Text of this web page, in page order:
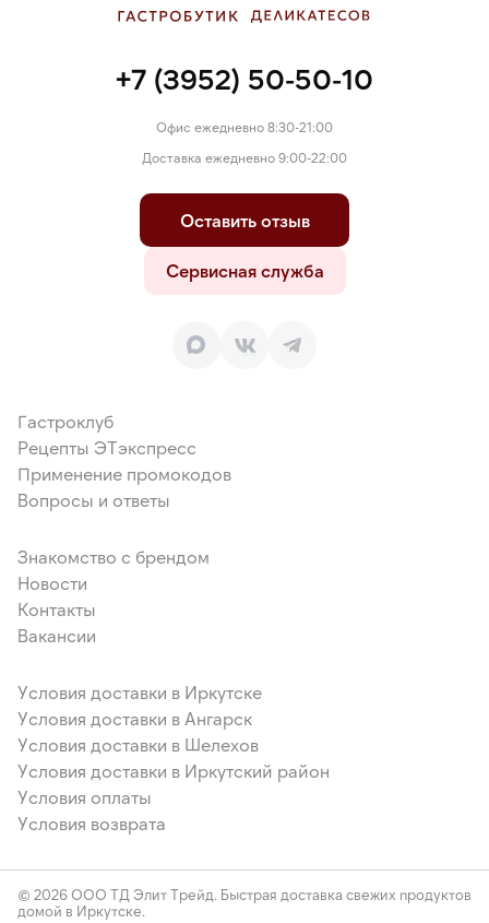
+7 (3952) 50-50-10
Офис ежедневно 8:30-21:00
Доставка ежедневно 9:00-22:00
Оставить отзыв
Сервисная служба
Гастроклуб
Рецепты ЭТэкспресс
Применение промокодов
Вопросы и ответы
Знакомство с брендом
Новости
Контакты
Вакансии
Условия доставки в Иркутске
Условия доставки в Ангарск
Условия доставки в Шелехов
Условия доставки в Иркутский район
Условия оплаты
Условия возврата
© 2026 ООО ТД Элит Трейд. Быстрая доставка свежих продуктов
домой в Иркутске.